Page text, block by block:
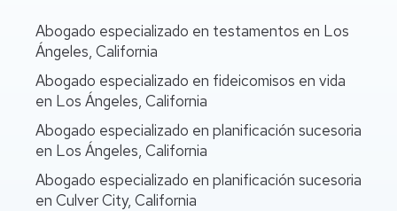
Abogado especializado en testamentos en Los
Ángeles, California
Abogado especializado en fideicomisos en vida
en Los Ángeles, California
Abogado especializado en planificación sucesoria
en Los Ángeles, California
Abogado especializado en planificación sucesoria
en Culver City, California